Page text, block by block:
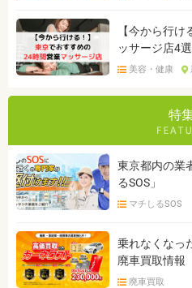
【今から行
ッサージ店4
美容・健康
特
東京都内の業
るSOS」
マチしるSOS
乗れなくなっ
廃車買取情報
廃車買取